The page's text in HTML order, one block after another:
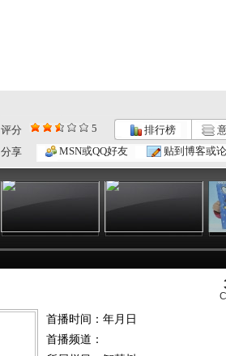
评分 5 排行榜
分享
MSN或QQ好友 贴到博客或
智慧树 2...
02:17
智慧树 2...
01:49
首播时间：年月日
首播频道：